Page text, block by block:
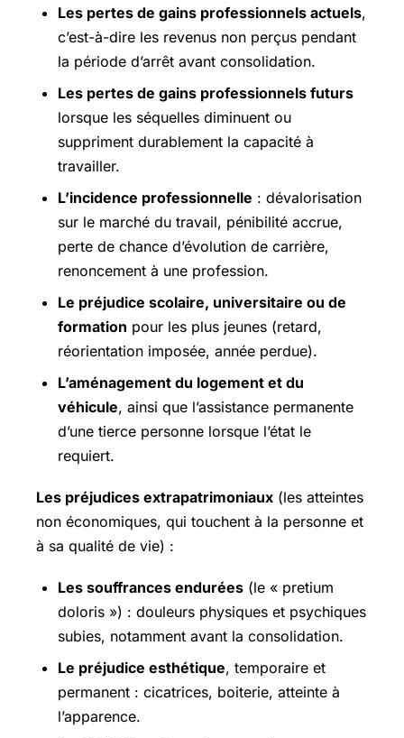
Les pertes de gains professionnels actuels,
c’est-à-dire les revenus non perçus pendant
la période d’arrêt avant consolidation.
Les pertes de gains professionnels futurs
lorsque les séquelles diminuent ou
suppriment durablement la capacité à
travailler.
L’incidence professionnelle : dévalorisation
sur le marché du travail, pénibilité accrue,
perte de chance d’évolution de carrière,
renoncement à une profession.
Le préjudice scolaire, universitaire ou de
formation pour les plus jeunes (retard,
réorientation imposée, année perdue).
L’aménagement du logement et du
véhicule, ainsi que l’assistance permanente
d’une tierce personne lorsque l’état le
requiert.
Les préjudices extrapatrimoniaux (les atteintes
non économiques, qui touchent à la personne et
à sa qualité de vie) :
Les souffrances endurées (le « pretium
doloris ») : douleurs physiques et psychiques
subies, notamment avant la consolidation.
Le préjudice esthétique, temporaire et
permanent : cicatrices, boiterie, atteinte à
l’apparence.